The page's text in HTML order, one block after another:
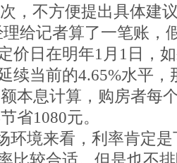
，不方便提出具体建
给记者算了一笔账，
价日在明年1月1日，
续当前的4.65%水平，
本息计算，购房者每
省1080元。
环境来看，利率肯定